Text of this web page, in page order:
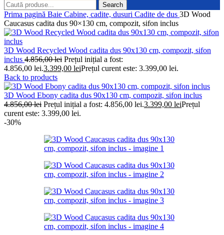
Search
Prima pagină Baie Cabine, cadite, dusuri Cadite de dus 3D Wood
Caucasus cadita dus 90×130 cm, compozit, sifon inclus
3D Wood Recycled Wood cadita dus 90x130 cm, compozit, sifon
inclus 4.856,00lei Prețul inițial a fost:
4.856,00 lei.3.399,00 leiPrețul curent este: 3.399,00 lei.
Back to products
3D Wood Ebony cadita dus 90x130 cm, compozit, sifon inclus
4.856,00lei Prețul inițial a fost: 4.856,00 lei.3.399,00 leiPrețul
curent este: 3.399,00 lei.
-30%